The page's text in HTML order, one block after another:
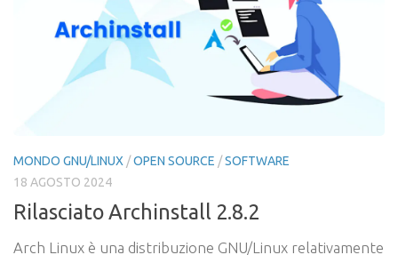
MONDO GNU/LINUX /OPEN SOURCE /SOFTWARE
18 AGOSTO 2024
Rilasciato Archinstall 2.8.2
Arch Linux è una distribuzione GNU/Linux relativamente